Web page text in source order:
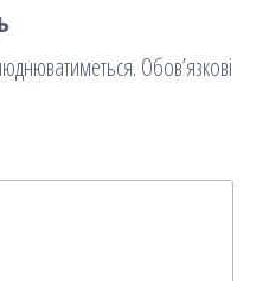
Обов’язкові